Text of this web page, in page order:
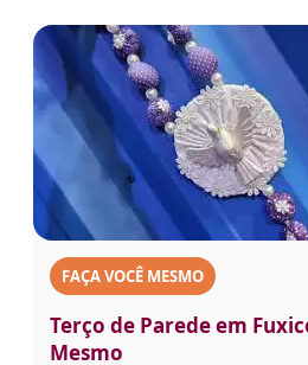
FAÇA VOCÊ MESMO
Terço de Parede em
Mesmo